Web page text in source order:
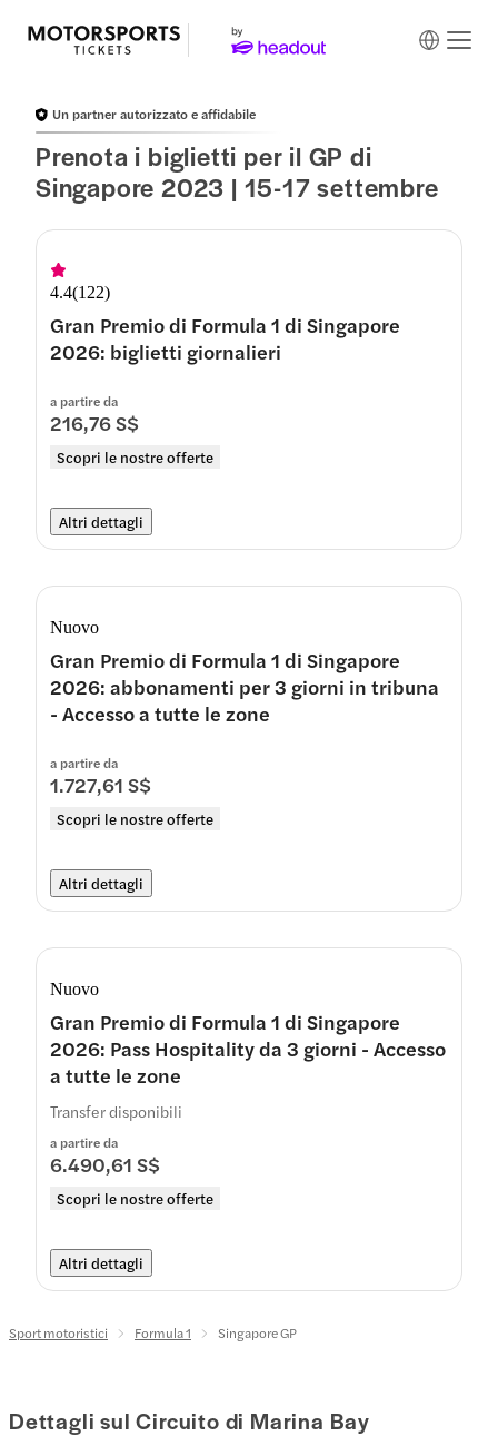
Un partner autorizzato e affidabile
Prenota i biglietti per il GP di
Singapore 2023 | 15-17 settembre
4.4(122)
Gran Premio di Formula 1 di Singapore
2026: biglietti giornalieri
a partire da
216,76 S$
Scopri le nostre offerte
Altri dettagli
Nuovo
Gran Premio di Formula 1 di Singapore
2026: abbonamenti per 3 giorni in tribuna
- Accesso a tutte le zone
a partire da
1.727,61 S$
Scopri le nostre offerte
Altri dettagli
Nuovo
Gran Premio di Formula 1 di Singapore
2026: Pass Hospitality da 3 giorni - Accesso
a tutte le zone
a partire da
6.490,61 S$
Scopri le nostre offerte
Transfer disponibili
Altri dettagli
Sport motoristici Formula 1 Singapore GP
Dettagli sul Circuito di Marina Bay